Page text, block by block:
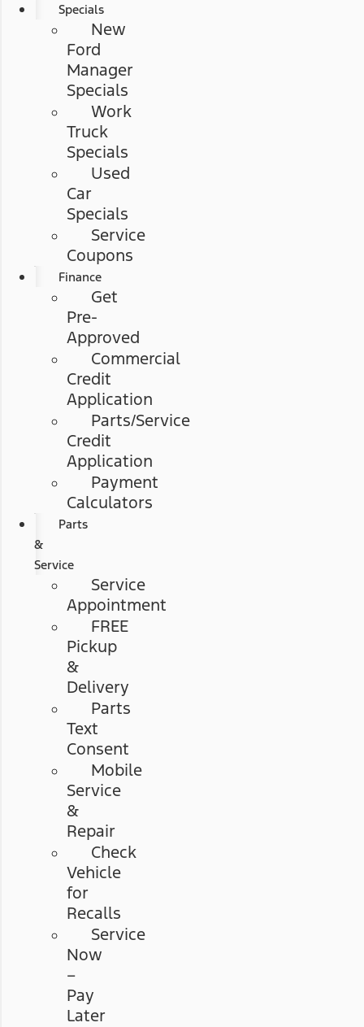
Specials
New
Ford
Manager
Specials
Work
Truck
Specials
Used
Car
Specials
Service
Coupons
Finance
Get
Pre-
Approved
Commercial
Credit
Application
Parts/Service
Credit
Application
Payment
Calculators
Parts
&
Service
Service
Appointment
FREE
Pickup
&
Delivery
Parts
Text
Consent
Mobile
Service
&
Repair
Check
Vehicle
for
Recalls
Service
Now
–
Pay
Later